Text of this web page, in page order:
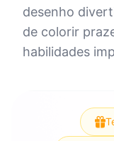
desenho
de colorir
habilidades